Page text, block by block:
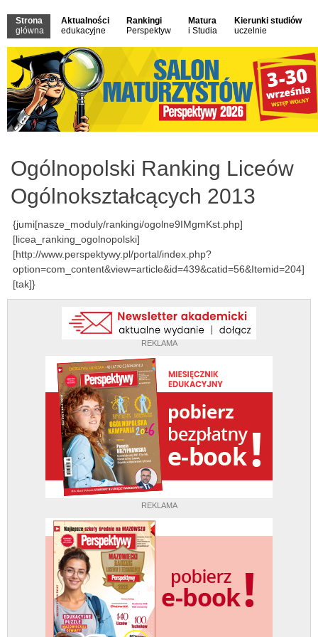
Strona
główna
Aktualności
edukacyjne
Rankingi
Perspektyw
Matura
i Studia
Kierunki studiów
uczelnie
REKLAMA
REKLAMA
Ogólnopolski Ranking Liceów
Ogólnokształcących 2013
{jumi[nasze_moduly/rankingi/ogolne9IMgmKst.php]
[licea_ranking_ogolnopolski]
[http://www.perspektywy.pl/portal/index.php?
option=com_content&view=article&id=439&catid=56&Itemid=204]
[tak]}